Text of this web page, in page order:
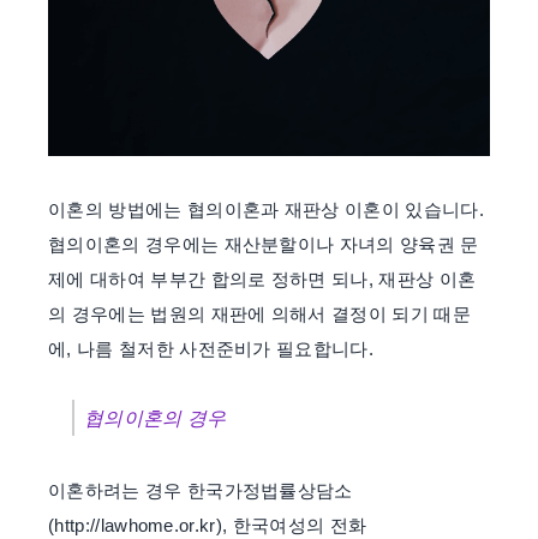
이혼의 방법에는 협의이혼과 재판상 이혼이 있습니다.
협의이혼의 경우에는 재산분할이나 자녀의 양육권 문
제에 대하여 부부간 합의로 정하면 되나, 재판상 이혼
의 경우에는 법원의 재판에 의해서 결정이 되기 때문
에, 나름 철저한 사전준비가 필요합니다.
협의이혼의 경우
이혼하려는 경우 한국가정법률상담소
(http://lawhome.or.kr), 한국여성의 전화